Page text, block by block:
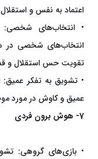
اعتماد به نفس و
• انتخاب‌های شخصی:
انتخاب‌های شخصی در
تقویت حس استقلال و
• تشویق به تفکر عمیق:
عمیق و کاوش در مورد
7- هوش برون فردی
• بازی‌های گروهی: